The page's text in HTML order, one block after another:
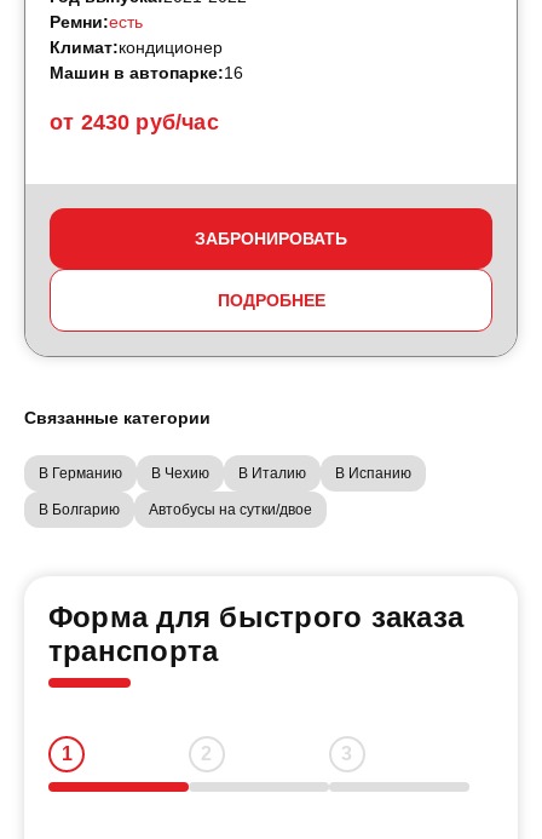
от 2430 руб/час
Ремни:есть
Климат:кондиционер
Машин в автопарке:16
ЗАБРОНИРОВАТЬ
ПОДРОБНЕЕ
Связанные категории
В Германию В Чехию В Италию В Испанию
В Болгарию Автобусы на сутки/двое
Форма для быстрого заказа
транспорта